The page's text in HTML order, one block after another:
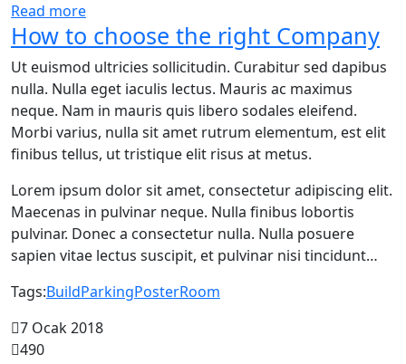
Read more
How to choose the right Company
Ut euismod ultricies sollicitudin. Curabitur sed dapibus
nulla. Nulla eget iaculis lectus. Mauris ac maximus
neque. Nam in mauris quis libero sodales eleifend.
Morbi varius, nulla sit amet rutrum elementum, est elit
finibus tellus, ut tristique elit risus at metus.
Lorem ipsum dolor sit amet, consectetur adipiscing elit.
Maecenas in pulvinar neque. Nulla finibus lobortis
pulvinar. Donec a consectetur nulla. Nulla posuere
sapien vitae lectus suscipit, et pulvinar nisi tincidunt…
Tags:BuildParkingPosterRoom
7 Ocak 2018
490